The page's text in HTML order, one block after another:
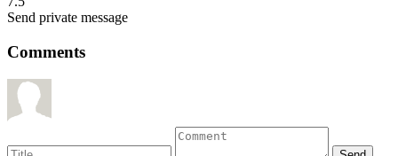
Send private message
Comments